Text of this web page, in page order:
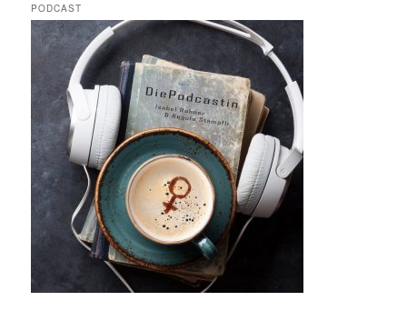
PODCAST